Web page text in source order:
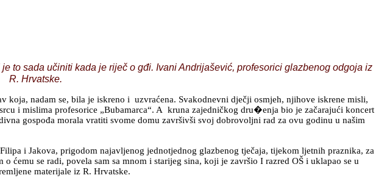
sada učiniti kada je riječ o gđi. Ivani Andrijašević, profesorici glazbenog odgoja iz
R. Hrvatske.
nadam se, bila je iskreno i uzvraćena. Svakodnevni dječji osmjeh, njihove iskrene misli,
i mislima profesorice „Bubamarca“. A kruna zajedničkog dru�enja bio je začarajući koncert
gospođa morala vratiti svome domu završivši svoj dobrovoljni rad za ovu godinu u našim
Jakova, prigodom najavljenog jednotjednog glazbenog tječaja, tijekom ljetnih praznika, za
ćemu se radi, povela sam sa mnom i starijeg sina, koji je završio I razred OŠ i uklapao se u
materijale iz R. Hrvatske.